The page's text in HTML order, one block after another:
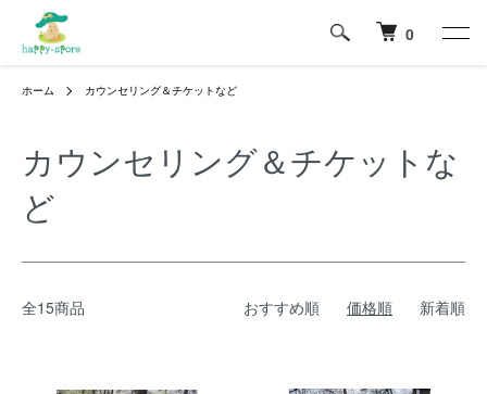
0
ホーム カウンセリング＆チケットなど
カウンセリング＆チケットな
ど
全15商品 おすすめ順 価格順 新着順